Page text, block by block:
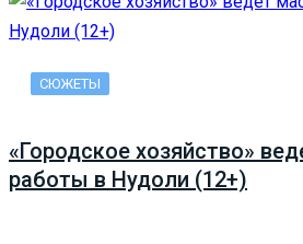
СЮЖЕТЫ
«Городское хозяйство»
работы в Нудоли (12+)